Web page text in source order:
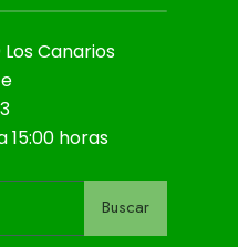
Canarios
15:00 horas
Buscar